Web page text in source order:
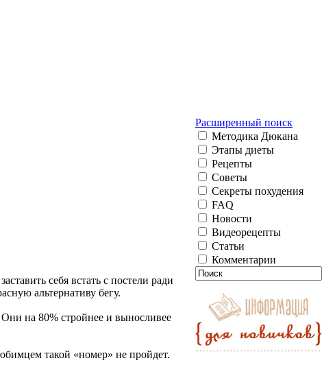
себя встать с постели ради
альтернативу бегу.
на 80% стройнее и выносливее
такой «номер» не пройдет.
Расширенный поиск
Методика Дюкана
Этапы диеты
Рецепты
Советы
Секреты похудения
FAQ
Новости
Видеорецепты
Статьи
Комментарии